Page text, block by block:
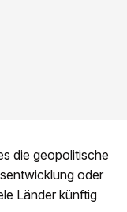
die geopolitische
oder
Länder künftig